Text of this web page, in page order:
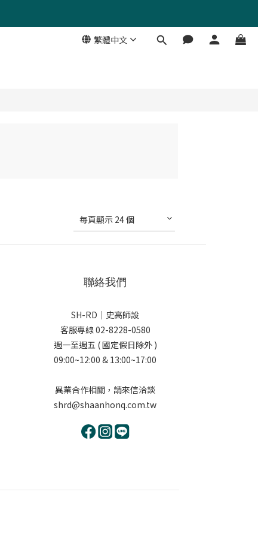
繁體中文
每頁顯示 24 個
聯絡我們
SH-RD｜史高師設
客服專線 02-8228-0580
週一至週五 ( 國定假日除外 )
09:00~12:00 & 13:00~17:00
異業合作相關，請來信洽談
shrd@shaanhonq.com.tw